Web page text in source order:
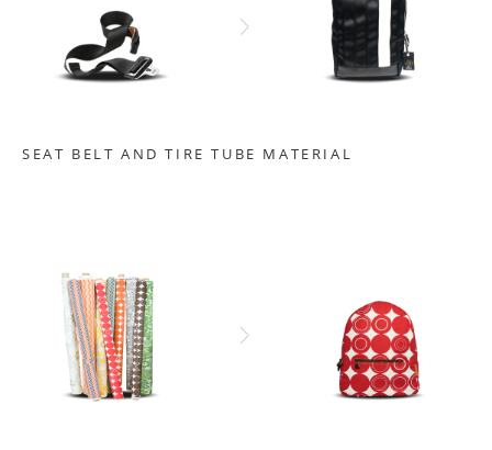
SEAT BELT AND TIRE TUBE MATERIAL